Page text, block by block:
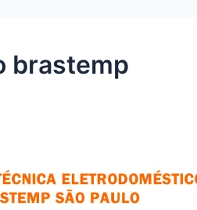
brastemp